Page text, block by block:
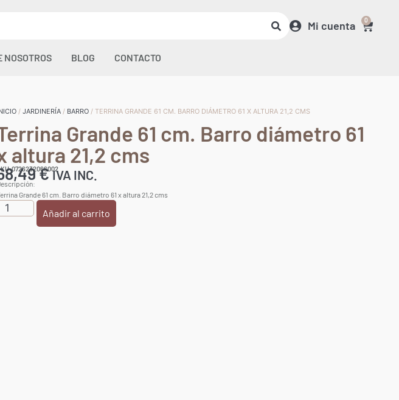
Mi cuenta 0
NOSOTROS BLOG CONTACTO
/ JARDINERÍA / BARRO / TERRINA GRANDE 61 CM. BARRO DIÁMETRO 61 X ALTURA 21,2 CMS
Grande 61 cm. Barro diámetro 61
altura 21,2 cms
€IVA INC.
Grande 61 cm. Barro diámetro 61 x altura 21,2 cms
Añadir al carrito